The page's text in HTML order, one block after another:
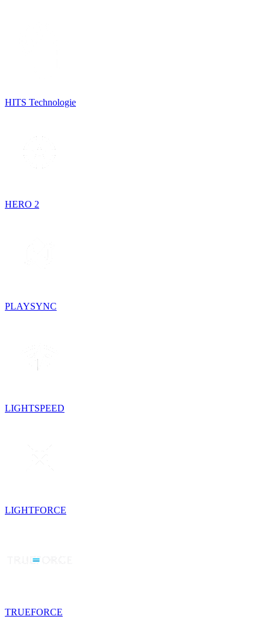
HITS Technologie
HERO 2
PLAYSYNC
LIGHTSPEED
LIGHTFORCE
TRUEFORCE